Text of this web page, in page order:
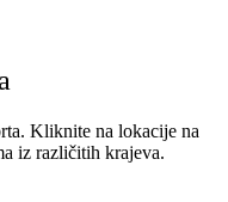
Kliknite na lokacije na
iz različitih krajeva.